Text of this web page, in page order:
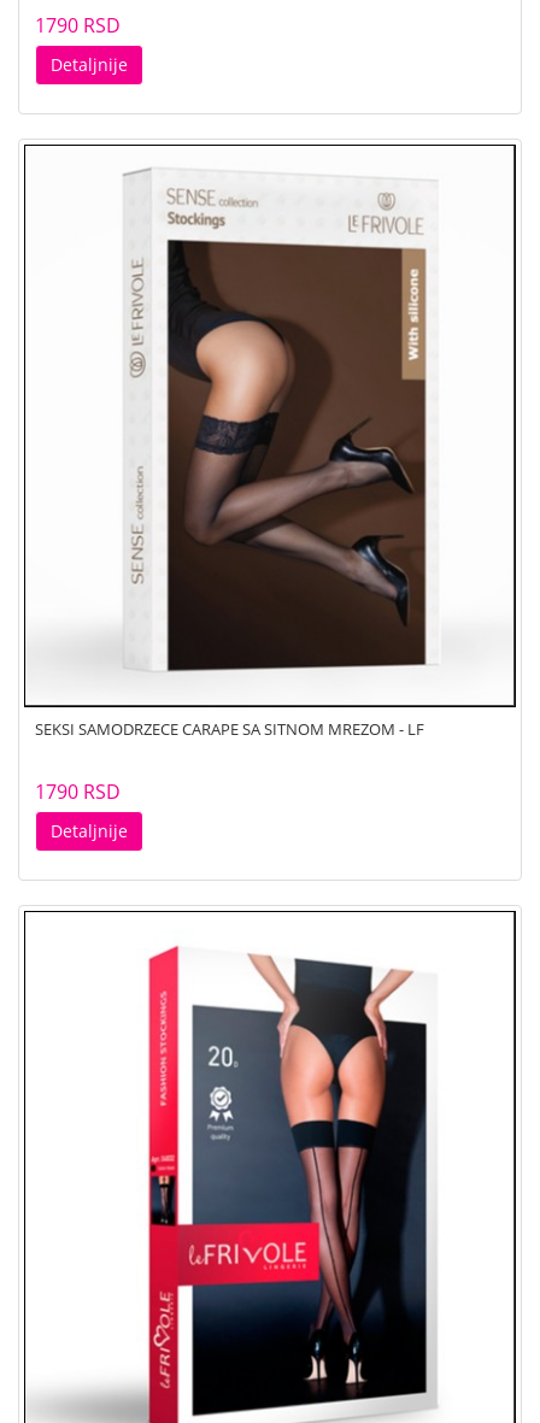
1790 RSD
Detaljnije
SEKSI SAMODRZECE CARAPE SA SITNOM MREZOM - LF
1790 RSD
Detaljnije